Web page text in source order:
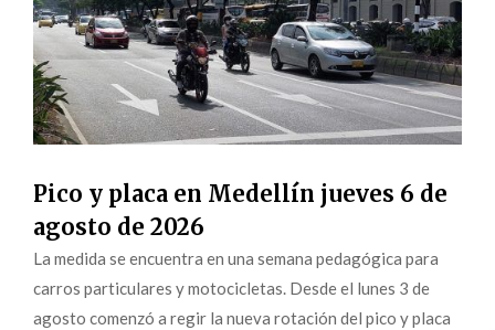
Pico y placa en Medellín jueves 6 de
agosto de 2026
La medida se encuentra en una semana pedagógica para
carros particulares y motocicletas. Desde el lunes 3 de
agosto comenzó a regir la nueva rotación del pico y placa